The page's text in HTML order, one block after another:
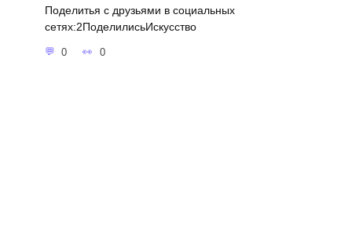
Поделитья с друзьями в социальных
сетях:2ПоделилисьИскусство
0 0